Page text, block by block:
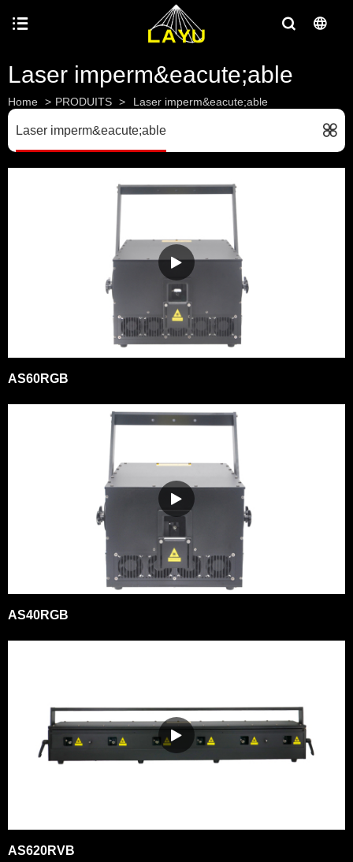
Laser imperm&eacute;able
Home > PRODUITS > Laser imperm&eacute;able
Laser imperm&eacute;able
AS60RGB
AS40RGB
AS620RVB